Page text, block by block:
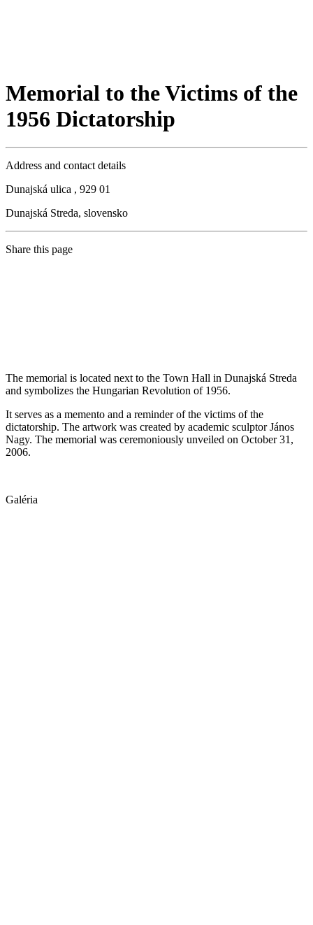
Memorial to the Victims of the
1956 Dictatorship
Address and contact details
Dunajská ulica , 929 01
Dunajská Streda, slovensko
Share this page
The memorial is located next to the Town Hall in Dunajská Streda
and symbolizes the Hungarian Revolution of 1956.
It serves as a memento and a reminder of the victims of the
dictatorship. The artwork was created by academic sculptor János
Nagy. The memorial was ceremoniously unveiled on October 31,
2006.
Galéria